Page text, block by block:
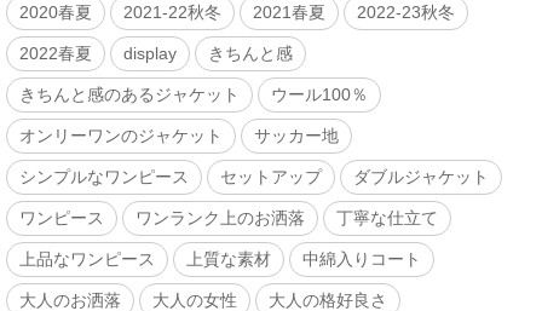
2020春夏 2021-22秋冬 2021春夏 2022-23秋冬
2022春夏 display きちんと感
きちんと感のあるジャケット ウール100％
オンリーワンのジャケット サッカー地
シンプルなワンピース セットアップ ダブルジャケット
ワンピース ワンランク上のお洒落 丁寧な仕立て
上品なワンピース 上質な素材 中綿入りコート
大人のお洒落 大人の女性 大人の格好良さ